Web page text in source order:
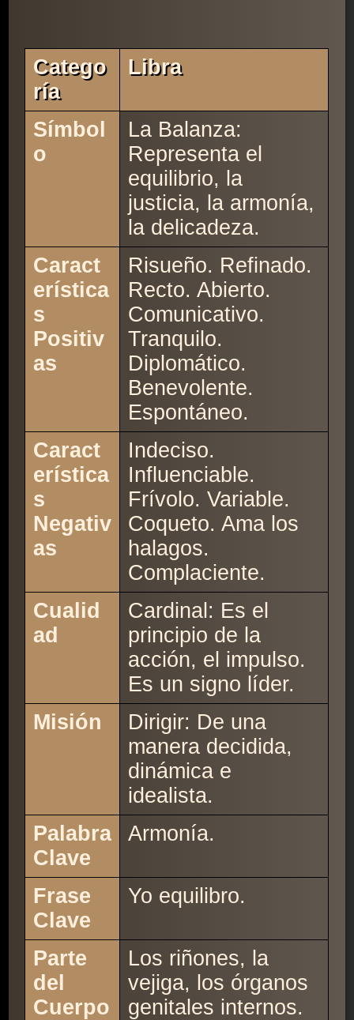
Catego
Ría
Libra
Símbol
o
La Balanza:
Representa el
equilibrio, la
justicia, la armonía,
la delicadeza.
Caract
erística
s
Positiv
as
Risueño. Refinado.
Recto. Abierto.
Comunicativo.
Tranquilo.
Diplomático.
Benevolente.
Espontáneo.
Caract
erística
s
Negativ
as
Indeciso.
Influenciable.
Frívolo. Variable.
Coqueto. Ama los
halagos.
Complaciente.
Cualid
ad
Cardinal: Es el
principio de la
acción, el impulso.
Es un signo líder.
Misión
Dirigir: De una
manera decidida,
dinámica e
idealista.
Palabra
Clave
Armonía.
Frase
Clave
Yo equilibro.
Parte
del
Cuerpo
Los riñones, la
vejiga, los órganos
genitales internos.